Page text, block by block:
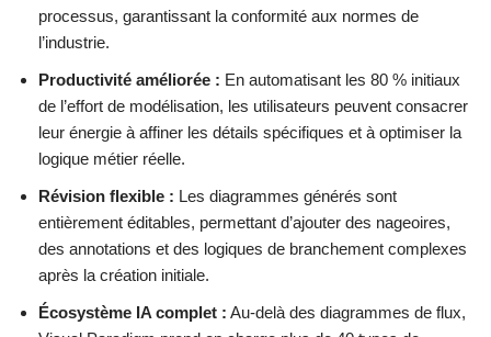
processus, garantissant la conformité aux normes de
l’industrie.
Productivité améliorée : En automatisant les 80 % initiaux
de l’effort de modélisation, les utilisateurs peuvent consacrer
leur énergie à affiner les détails spécifiques et à optimiser la
logique métier réelle.
Révision flexible : Les diagrammes générés sont
entièrement éditables, permettant d’ajouter des nageoires,
des annotations et des logiques de branchement complexes
après la création initiale.
Écosystème IA complet : Au-delà des diagrammes de flux,